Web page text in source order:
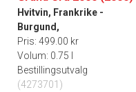
Hvitvin, Frankrike -
Burgund,
Pris: 499.00 kr
Volum: 0.75 l
Bestillingsutvalg
(4273701)